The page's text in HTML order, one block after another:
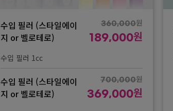
수입 필러 (스타일에이
지 or 벨로테로)
360,000원
189,000원
수입 필러 1cc
수입 필러 (스타일에이
지 or 벨로테로)
700,000원
369,000원